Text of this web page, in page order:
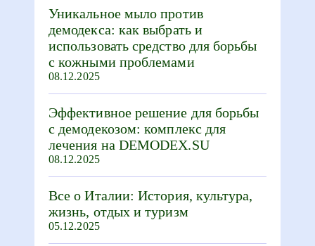
Уникальное мыло против
демодекса: как выбрать и
использовать средство для борьбы
с кожными проблемами
08.12.2025
Эффективное решение для борьбы
с демодекозом: комплекс для
лечения на DEMODEX.SU
08.12.2025
Все о Италии: История, культура,
жизнь, отдых и туризм
05.12.2025